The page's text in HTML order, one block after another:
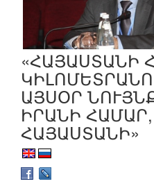
«ՀԱՅԱՍՏԱՆԻ
ԱՅՍՕՐ
ԻՐԱՆԻ
ՀԱՅԱՍՏԱՆԻ»